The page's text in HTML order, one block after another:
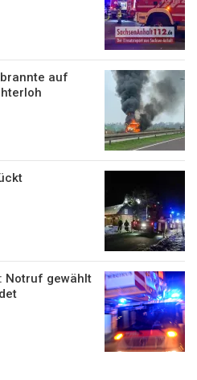
auf
Notruf gewählt